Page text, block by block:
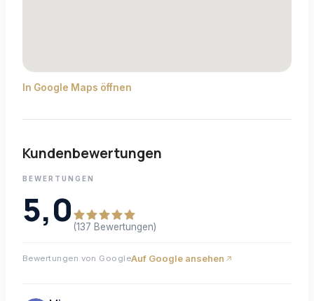
In Google Maps öffnen
Kundenbewertungen
BEWERTUNGEN
5,0 (137 Bewertungen)
Bewertungen von GoogleAuf Google ansehen